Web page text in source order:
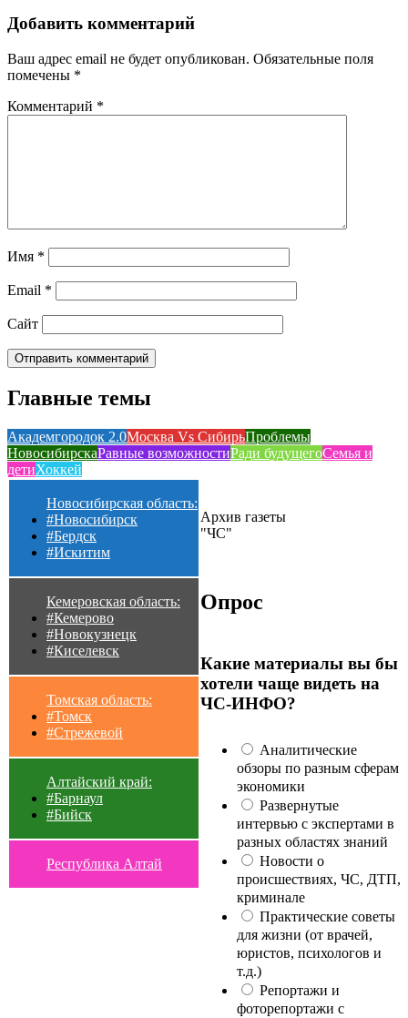
Добавить комментарий
Ваш адрес email не будет опубликован. Обязательные поля
помечены *
Комментарий *
Имя *
Email *
Сайт
Главные темы
Академгородок 2.0Москва Vs СибирьПроблемы
НовосибирскаРавные возможностиРади будущегоСемья и
детиХоккей
Новосибирская область:
#Новосибирск
#Бердск
#Искитим
Кемеровская область:
#Кемерово
#Новокузнецк
#Киселевск
Томская область:
#Томск
#Стрежевой
Алтайский край:
#Барнаул
#Бийск
Республика Алтай
Архив газеты
"ЧС"
Опрос
Какие материалы вы бы
хотели чаще видеть на
ЧС-ИНФО?
Аналитические
обзоры по разным сферам
экономики
Развернутые
интервью с экспертами в
разных областях знаний
Новости о
происшествиях, ЧС, ДТП,
криминале
Практические советы
для жизни (от врачей,
юристов, психологов и
т.д.)
Репортажи и
фоторепортажи с